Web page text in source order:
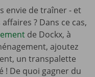
envie de traîner - et
? Dans ce cas,
de Dockx, à
ajoutez
un transpalette
! De quoi gagner du